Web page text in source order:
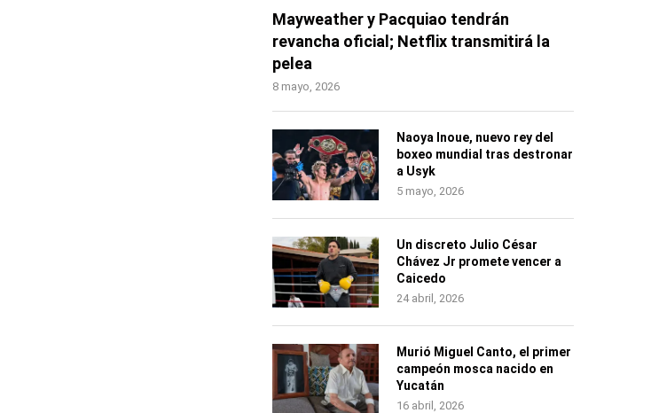
Mayweather y Pacquiao tendrán
revancha oficial; Netflix transmitirá la
pelea
8 mayo, 2026
Naoya Inoue, nuevo rey del
boxeo mundial tras destronar
a Usyk
5 mayo, 2026
Un discreto Julio César
Chávez Jr promete vencer a
Caicedo
24 abril, 2026
Murió Miguel Canto, el primer
campeón mosca nacido en
Yucatán
16 abril, 2026